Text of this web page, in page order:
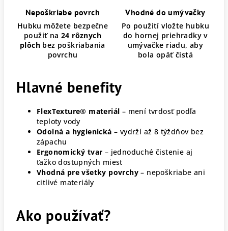
Nepoškriabe povrch
Hubku môžete bezpečne
použiť na 24 rôznych
plôch bez poškriabania
povrchu
Vhodné do umývačky
Po použití vložte hubku
do hornej priehradky v
umývačke riadu, aby
bola opäť čistá
Hlavné benefity
FlexTexture® materiál – mení tvrdosť podľa
teploty vody
Odolná a hygienická – vydrží až 8 týždňov bez
zápachu
Ergonomický tvar – jednoduché čistenie aj
ťažko dostupných miest
Vhodná pre všetky povrchy – nepoškriabe ani
citlivé materiály
Ako používať?